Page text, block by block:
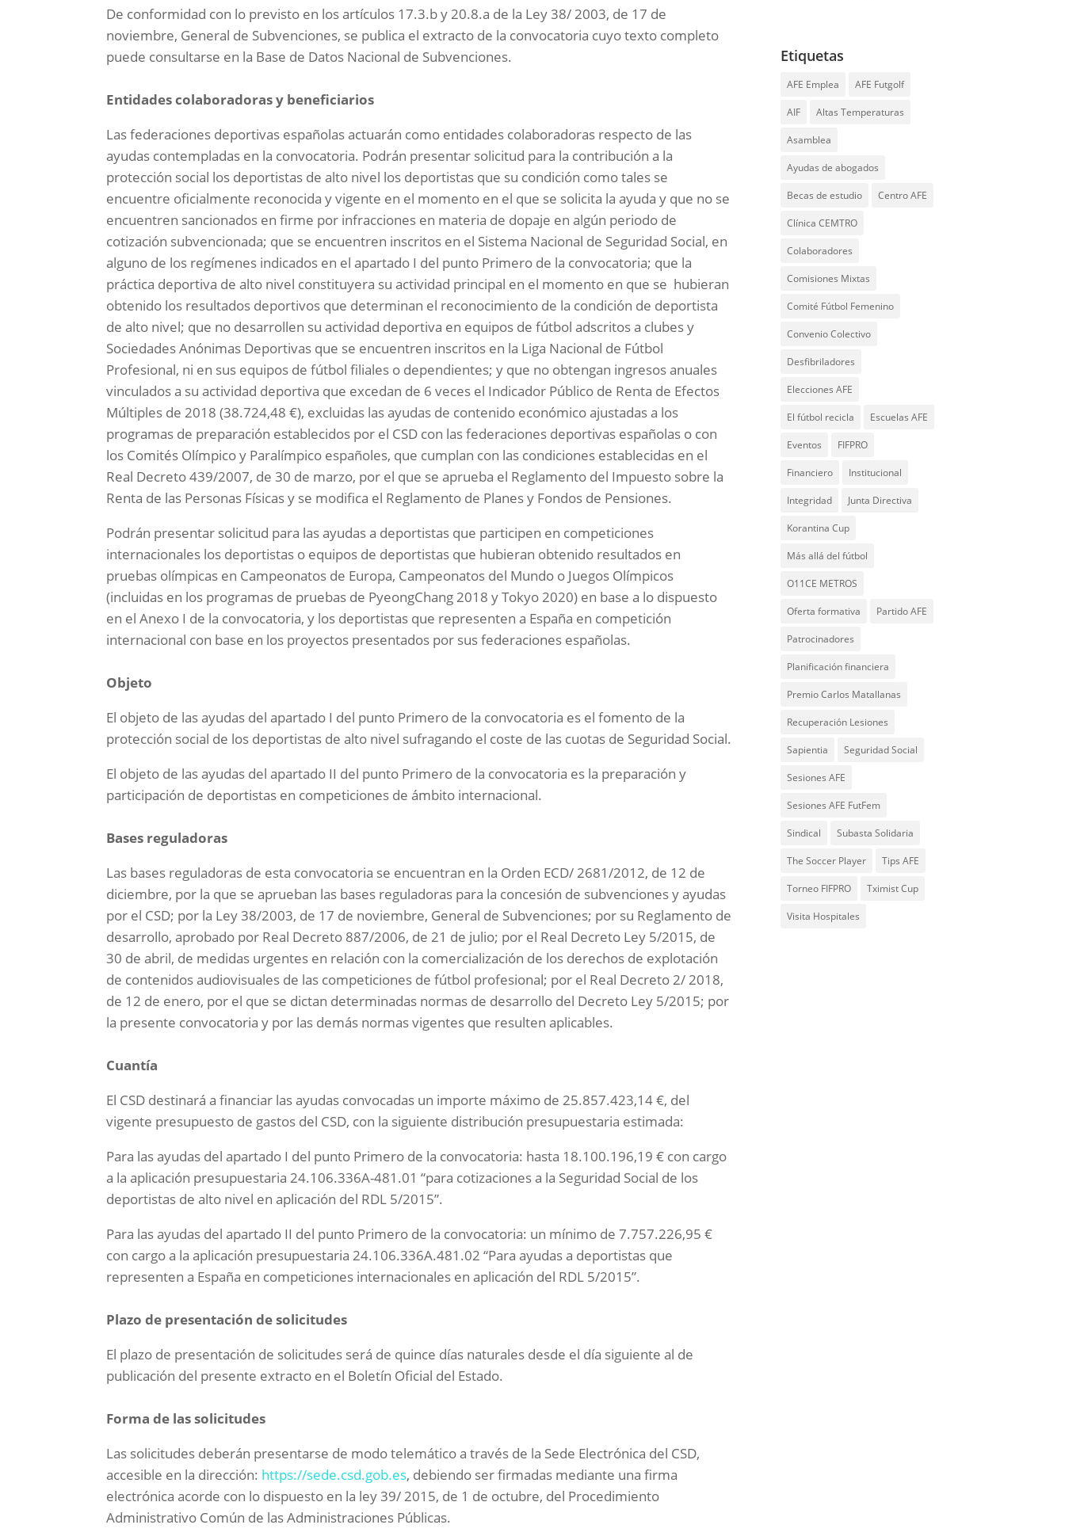
De conformidad con lo previsto en los artículos 17.3.b y 20.8.a de la Ley 38/ 2003, de 17 de
noviembre, General de Subvenciones, se publica el extracto de la convocatoria cuyo texto completo
puede consultarse en la Base de Datos Nacional de Subvenciones.
Entidades colaboradoras y beneficiarios
Las federaciones deportivas españolas actuarán como entidades colaboradoras respecto de las
ayudas contempladas en la convocatoria. Podrán presentar solicitud para la contribución a la
protección social los deportistas de alto nivel los deportistas que su condición como tales se
encuentre oficialmente reconocida y vigente en el momento en el que se solicita la ayuda y que no se
encuentren sancionados en firme por infracciones en materia de dopaje en algún periodo de
cotización subvencionada; que se encuentren inscritos en el Sistema Nacional de Seguridad Social, en
alguno de los regímenes indicados en el apartado I del punto Primero de la convocatoria; que la
práctica deportiva de alto nivel constituyera su actividad principal en el momento en que se hubieran
obtenido los resultados deportivos que determinan el reconocimiento de la condición de deportista
de alto nivel; que no desarrollen su actividad deportiva en equipos de fútbol adscritos a clubes y
Sociedades Anónimas Deportivas que se encuentren inscritos en la Liga Nacional de Fútbol
Profesional, ni en sus equipos de fútbol filiales o dependientes; y que no obtengan ingresos anuales
vinculados a su actividad deportiva que excedan de 6 veces el Indicador Público de Renta de Efectos
Múltiples de 2018 (38.724,48 €), excluidas las ayudas de contenido económico ajustadas a los
programas de preparación establecidos por el CSD con las federaciones deportivas españolas o con
los Comités Olímpico y Paralímpico españoles, que cumplan con las condiciones establecidas en el
Real Decreto 439/2007, de 30 de marzo, por el que se aprueba el Reglamento del Impuesto sobre la
Renta de las Personas Físicas y se modifica el Reglamento de Planes y Fondos de Pensiones.
Podrán presentar solicitud para las ayudas a deportistas que participen en competiciones
internacionales los deportistas o equipos de deportistas que hubieran obtenido resultados en
pruebas olímpicas en Campeonatos de Europa, Campeonatos del Mundo o Juegos Olímpicos
(incluidas en los programas de pruebas de PyeongChang 2018 y Tokyo 2020) en base a lo dispuesto
en el Anexo I de la convocatoria, y los deportistas que representen a España en competición
internacional con base en los proyectos presentados por sus federaciones españolas.
Objeto
El objeto de las ayudas del apartado I del punto Primero de la convocatoria es el fomento de la
protección social de los deportistas de alto nivel sufragando el coste de las cuotas de Seguridad Social.
El objeto de las ayudas del apartado II del punto Primero de la convocatoria es la preparación y
participación de deportistas en competiciones de ámbito internacional.
Bases reguladoras
Las bases reguladoras de esta convocatoria se encuentran en la Orden ECD/ 2681/2012, de 12 de
diciembre, por la que se aprueban las bases reguladoras para la concesión de subvenciones y ayudas
por el CSD; por la Ley 38/2003, de 17 de noviembre, General de Subvenciones; por su Reglamento de
desarrollo, aprobado por Real Decreto 887/2006, de 21 de julio; por el Real Decreto Ley 5/2015, de
30 de abril, de medidas urgentes en relación con la comercialización de los derechos de explotación
de contenidos audiovisuales de las competiciones de fútbol profesional; por el Real Decreto 2/ 2018,
de 12 de enero, por el que se dictan determinadas normas de desarrollo del Decreto Ley 5/2015; por
la presente convocatoria y por las demás normas vigentes que resulten aplicables.
Cuantía
El CSD destinará a financiar las ayudas convocadas un importe máximo de 25.857.423,14 €, del
vigente presupuesto de gastos del CSD, con la siguiente distribución presupuestaria estimada:
Para las ayudas del apartado I del punto Primero de la convocatoria: hasta 18.100.196,19 € con cargo
a la aplicación presupuestaria 24.106.336A-481.01 “para cotizaciones a la Seguridad Social de los
deportistas de alto nivel en aplicación del RDL 5/2015”.
Para las ayudas del apartado II del punto Primero de la convocatoria: un mínimo de 7.757.226,95 €
con cargo a la aplicación presupuestaria 24.106.336A.481.02 “Para ayudas a deportistas que
representen a España en competiciones internacionales en aplicación del RDL 5/2015”.
Plazo de presentación de solicitudes
El plazo de presentación de solicitudes será de quince días naturales desde el día siguiente al de
publicación del presente extracto en el Boletín Oficial del Estado.
Forma de las solicitudes
Las solicitudes deberán presentarse de modo telemático a través de la Sede Electrónica del CSD,
accesible en la dirección: https://sede.csd.gob.es, debiendo ser firmadas mediante una firma
electrónica acorde con lo dispuesto en la ley 39/ 2015, de 1 de octubre, del Procedimiento
Administrativo Común de las Administraciones Públicas.
Etiquetas
AFE Emplea AFE Futgolf
AIF Altas Temperaturas
Asamblea
Ayudas de abogados
Becas de estudio Centro AFE
Clínica CEMTRO
Colaboradores
Comisiones Mixtas
Comité Fútbol Femenino
Convenio Colectivo
Desfibriladores
Elecciones AFE
El fútbol recicla Escuelas AFE
Eventos FIFPRO
Financiero Institucional
Integridad Junta Directiva
Korantina Cup
Más allá del fútbol
O11CE METROS
Oferta formativa Partido AFE
Patrocinadores
Planificación financiera
Premio Carlos Matallanas
Recuperación Lesiones
Sapientia Seguridad Social
Sesiones AFE
Sesiones AFE FutFem
Sindical Subasta Solidaria
The Soccer Player Tips AFE
Torneo FIFPRO Tximist Cup
Visita Hospitales